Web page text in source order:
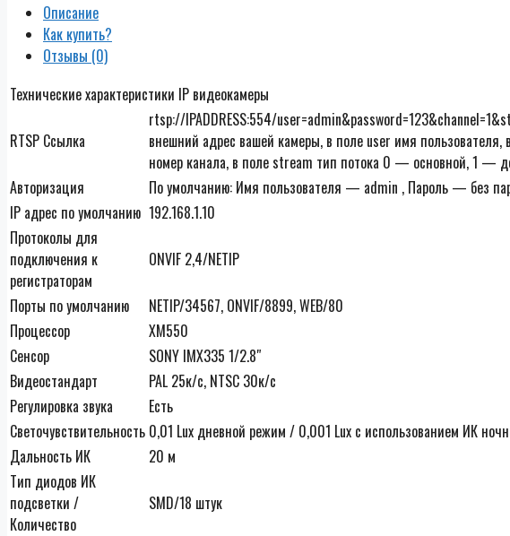
Описание
Как купить?
Отзывы (0)
Технические характеристики IP видеокамеры
RTSP Ссылка
rtsp://IPADDRESS:554/
внешний адрес вашей камеры, в поле user имя
номер канала, в поле stream тип потока 0 — основной, 1 —
Авторизация
По умолчанию: Имя пользователя — admin , Пароль — без
IP адрес по умолчанию 192.168.1.10
Протоколы для
подключения к
регистраторам
ONVIF 2,4/NETIP
Порты по умолчанию
NETIP/34567, ONVIF/8899, WEB/80
Процессор
XM550
Сенсор
SONY IMX335 1/2.8″
Видеостандарт
PAL 25к/c, NTSC 30к/c
Регулировка звука
Есть
Светочувствительность 0,01 Lux дневной режим / 0,001 Lux с использованием ИК
Дальность ИК
20 м
Тип диодов ИК
подсветки /
Количество
SMD/18 штук